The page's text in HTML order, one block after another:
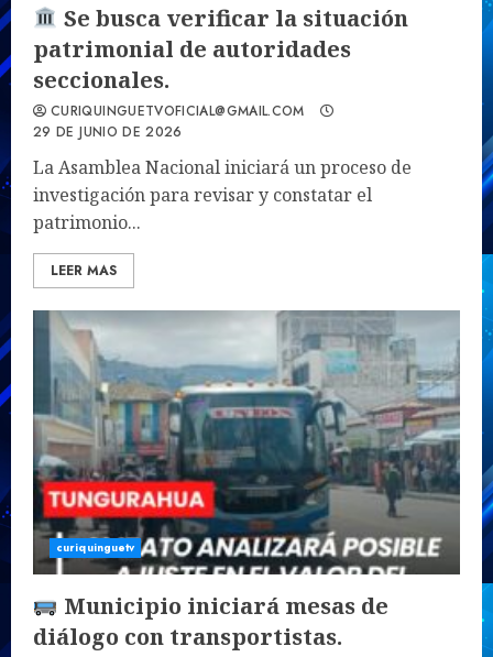
Se busca verificar la situación
patrimonial de autoridades
seccionales.
CURIQUINGUETVOFICIAL@GMAIL.COM
29 DE JUNIO DE 2026
La Asamblea Nacional iniciará un proceso de
investigación para revisar y constatar el
patrimonio...
LEER MAS
curiquinguetv
Municipio iniciará mesas de
diálogo con transportistas.